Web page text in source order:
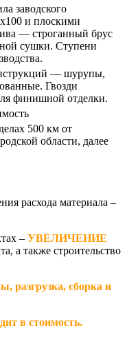
заводского
и плоскими
— строганный брус
сушки. Ступени
— шурупы,
Гвозди
финишной отделки.
500 км от
области, далее
расхода материала –
– УВЕЛИЧЕНИЕ
а также строительство
разгрузка, сборка и
в стоимость.